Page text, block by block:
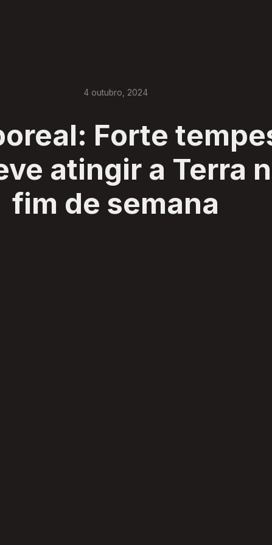
4 outubro 2024
Forte
atingir a Terra
fim de semana